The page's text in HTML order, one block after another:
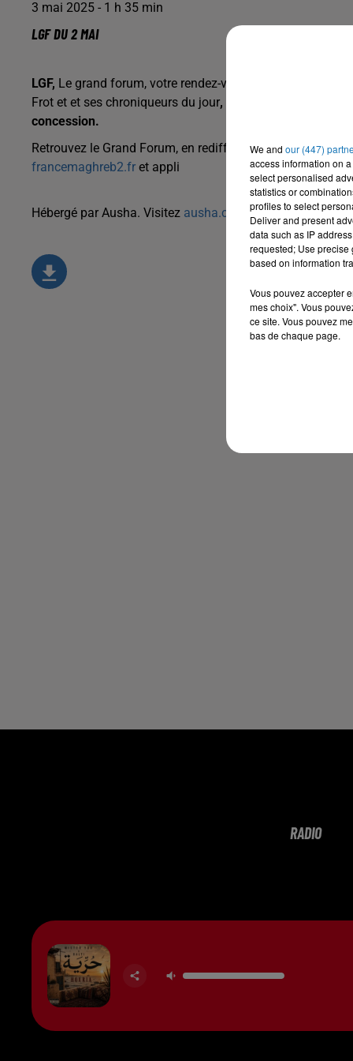
3 mai 2025 - 1 h 35 min
LGF DU 2 MAI
LGF, Le grand forum, votre rendez-vous quotidien de
Frot et et ses chroniqueurs du jour, pour décortiquer et
concession.
Retrouvez le Grand Forum, en rediffusion tous les jours
francemaghreb2.fr et appli
Hébergé par Ausha. Visitez ausha.co/politique-de-
RADIO
We and our (447)
access information on
select personalised
statistics or
profiles to select
Deliver and present
data such as IP
requested; Use precise
based on information
Vous pouvez accepter
mes choix". Vous
ce site. Vous pouvez
bas de chaque page.